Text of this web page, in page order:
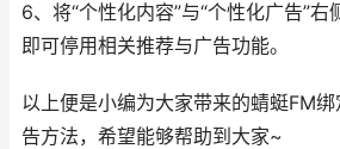
6、将“个性化内容”与“个性化广告”右
即可停用相关推荐与广告功能。
以上便是小编为大家带来的蜻蜓FM
告方法，希望能够帮助到大家~